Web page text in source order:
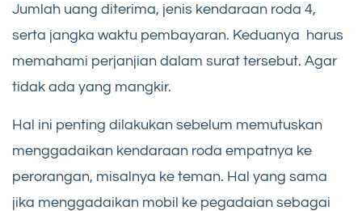
Jumlah uang diterima, jenis kendaraan roda 4,
serta jangka waktu pembayaran. Keduanya harus
memahami perjanjian dalam surat tersebut. Agar
tidak ada yang mangkir.
Hal ini penting dilakukan sebelum memutuskan
menggadaikan kendaraan roda empatnya ke
perorangan, misalnya ke teman. Hal yang sama
jika menggadaikan mobil ke pegadaian sebagai